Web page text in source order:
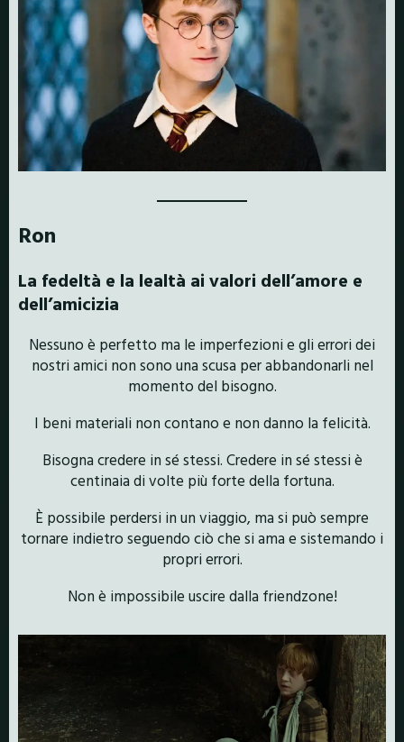
Ron
La fedeltà e la lealtà ai valori dell’amore e
dell’amicizia
Nessuno è perfetto ma le imperfezioni e gli errori dei
nostri amici non sono una scusa per abbandonarli nel
momento del bisogno.
I beni materiali non contano e non danno la felicità.
Bisogna credere in sé stessi. Credere in sé stessi è
centinaia di volte più forte della fortuna.
È possibile perdersi in un viaggio, ma si può sempre
tornare indietro seguendo ciò che si ama e sistemando i
propri errori.
Non è impossibile uscire dalla friendzone!